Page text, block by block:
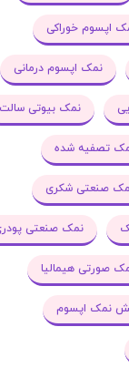
اپسوم خوراکی
نمک اپسوم درمانی
نمک بیوتی سالت
تصفیه شده
صنعتی شکری
نمک صنعتی
صورتی هیمالیا
نمک اپسوم